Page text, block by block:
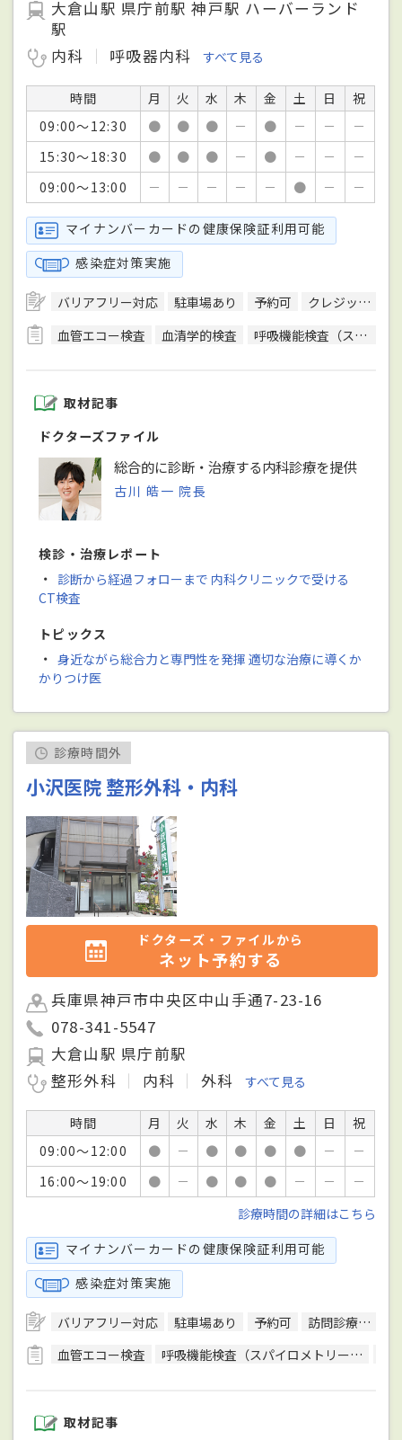
大倉山駅 県庁前駅 神戸駅 ハーバーランド
駅
内科
呼吸器内科 すべて見る
時間 月 火 水 木 金 土 日
祝
09:00～12:30
● ● ● － ● － －
－
15:30～18:30
● ● ● － ● － －
－
09:00～13:00
－ － － － － ● － －
マイナンバーカードの健康保険証利用可能
感染症対策実施
バリアフリー対応 駐車場あり 予約可
クレジットカード対応
血管エコー検査
血清学的検査 呼吸機能検査（スパイロメトリー）
取材記事
ドクターズファイル
総合的に診断・治療する内科診療を提供
古川 皓一 院長
検診・治療レポート
・ 診断から経過フォローまで 内科クリニックで受ける
CT検査
トピックス
・ 身近ながら総合力と専門性を発揮 適切な治療に導くか
かりつけ医
診療時間外
小沢医院 整形外科・内科
ドクターズ・ファイルから
ネット予約する
兵庫県神戸市中央区中山手通7-23-16
078-341-5547
大倉山駅 県庁前駅
整形外科
内科 外科 すべて見る
時間 月 火 水 木 金 土 日
祝
09:00～12:00
● － ● ● ● ● －
－
16:00～19:00
● － ● ● ● － －
－
診療時間の詳細はこちら
マイナンバーカードの健康保険証利用可能
感染症対策実施
バリアフリー対応 駐車場あり 予約可 訪問診療可
血管エコー検査
呼吸機能検査（スパイロメトリー）
取材記事